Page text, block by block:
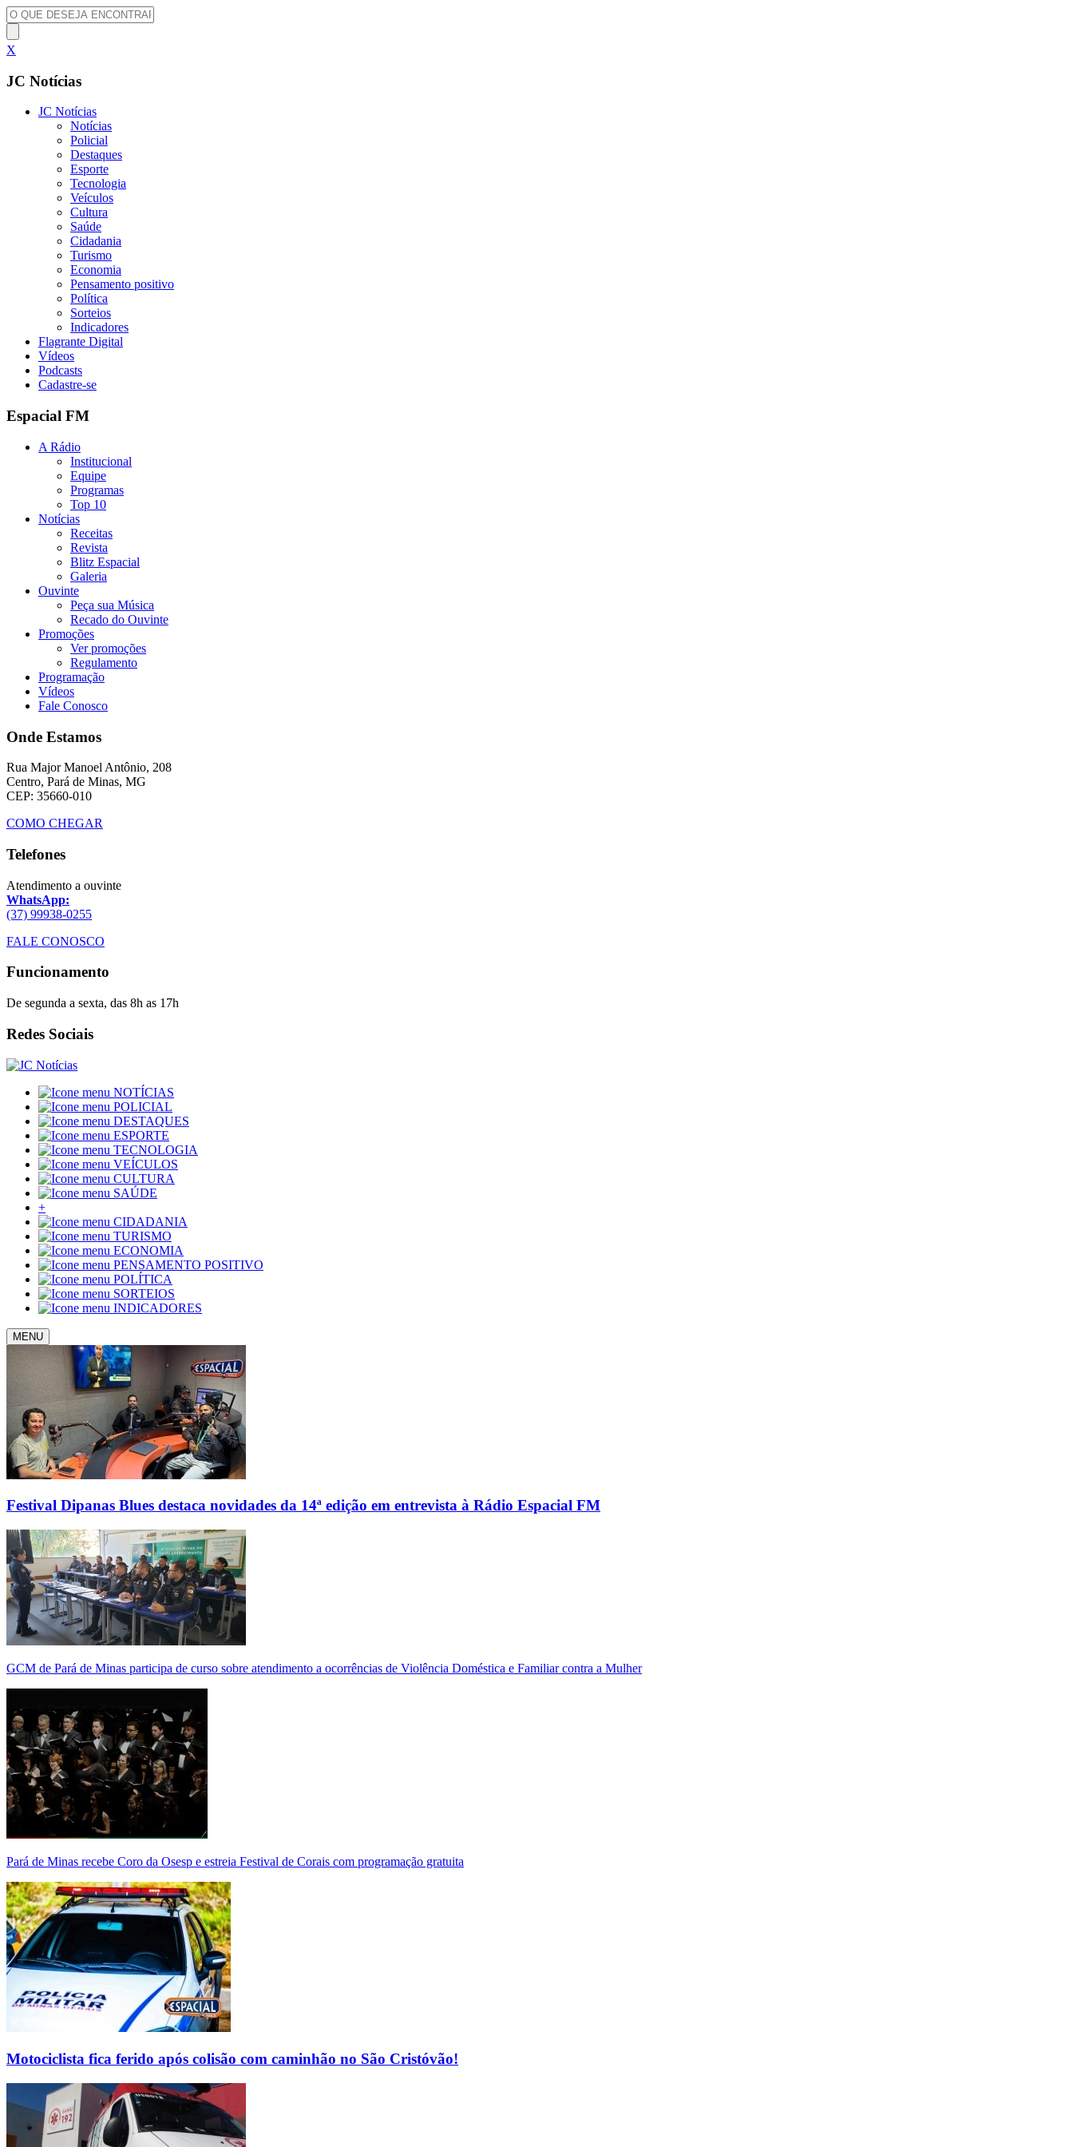
X
JC Notícias
JC Notícias
Notícias
Policial
Destaques
Esporte
Tecnologia
Veículos
Cultura
Saúde
Cidadania
Turismo
Economia
Pensamento positivo
Política
Sorteios
Indicadores
Flagrante Digital
Vídeos
Podcasts
Cadastre-se
Espacial FM
A Rádio
Institucional
Equipe
Programas
Top 10
Notícias
Receitas
Revista
Blitz Espacial
Galeria
Ouvinte
Peça sua Música
Recado do Ouvinte
Promoções
Ver promoções
Regulamento
Programação
Vídeos
Fale Conosco
Onde Estamos
Rua Major Manoel Antônio, 208
Centro, Pará de Minas, MG
CEP: 35660-010
COMO CHEGAR
Telefones
Atendimento a ouvinte
WhatsApp:
(37) 99938-0255
FALE CONOSCO
Funcionamento
De segunda a sexta, das 8h as 17h
Redes Sociais
NOTÍCIAS
POLICIAL
DESTAQUES
ESPORTE
TECNOLOGIA
VEÍCULOS
CULTURA
SAÚDE
+
CIDADANIA
TURISMO
ECONOMIA
PENSAMENTO POSITIVO
POLÍTICA
SORTEIOS
INDICADORES
MENU
Festival Dipanas Blues destaca novidades da 14ª edição em entrevista à Rádio Espacial FM
GCM de Pará de Minas participa de curso sobre atendimento a ocorrências de Violência Doméstica e Familiar contra a Mulher
Pará de Minas recebe Coro da Osesp e estreia Festival de Corais com programação gratuita
Motociclista fica ferido após colisão com caminhão no São Cristóvão!